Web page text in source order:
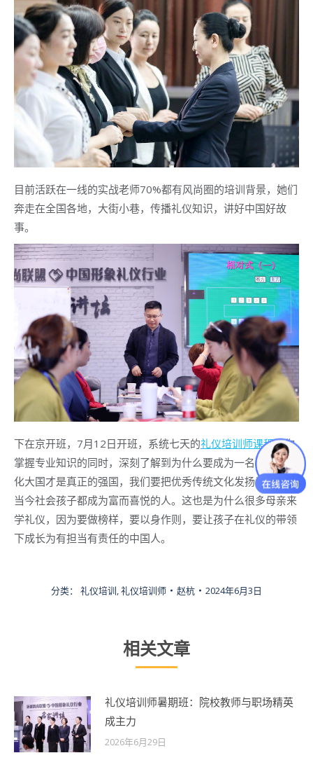
目前活跃在一线的实战老师70%都有风尚圈的培训背景，她们
奔走在全国各地，大街小巷，传播礼仪知识，讲好中国好故
事。
下在京开班，7月12日开班，系统七天的礼仪培训师课程让你
掌握专业知识的同时，深刻了解到为什么要成为一名国士。文
化大国才是真正的强国，我们要把优秀传统文化发扬光大，让
当今社会孩子都成为富而喜悦的人。这也是为什么很多母亲来
学礼仪，因为要做榜样，要以身作则，要让孩子在礼仪的带领
下成长为有担当有责任的中国人。
分类： 礼仪培训 礼仪培训师 赵杭 2024年6月3日
相关文章
礼仪培训师暑期班：院校教师与职场精英
成主力
2026年6月29日